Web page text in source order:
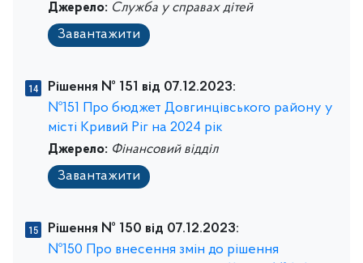
Джерело: Служба у справах дітей
Завантажити
Рішення № 151 від 07.12.2023:
№151 Про бюджет Довгинцівського району у
місті Кривий Ріг на 2024 рік
Джерело: Фінансовий відділ
Завантажити
Рішення № 150 від 07.12.2023:
№150 Про внесення змін до рішення